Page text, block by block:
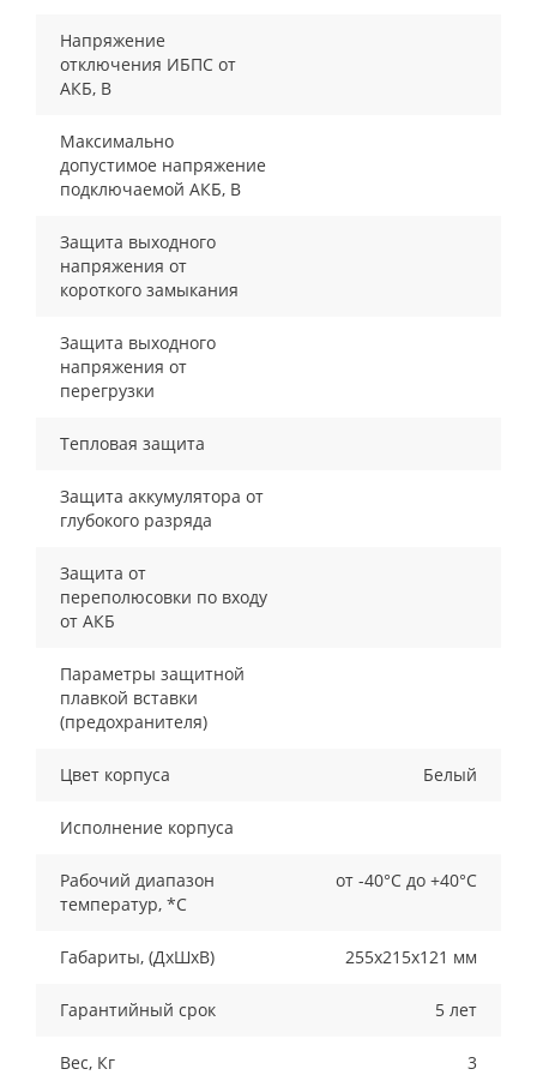
Напряжение
отключения ИБПС от
АКБ, В
Максимально
допустимое напряжение
подключаемой АКБ, В
Защита выходного
напряжения от
короткого замыкания
Защита выходного
напряжения от
перегрузки
Тепловая защита
Защита аккумулятора от
глубокого разряда
Защита от
переполюсовки по входу
от АКБ
Параметры защитной
плавкой вставки
(предохранителя)
Цвет корпуса Белый
Исполнение корпуса
Рабочий диапазон
температур, *С
от -40°С до +40°С
Габариты, (ДxШxВ) 255х215х121 мм
Гарантийный срок 5 лет
Вес, Кг 3